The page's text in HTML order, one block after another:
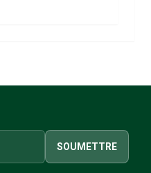
SOUMETTRE